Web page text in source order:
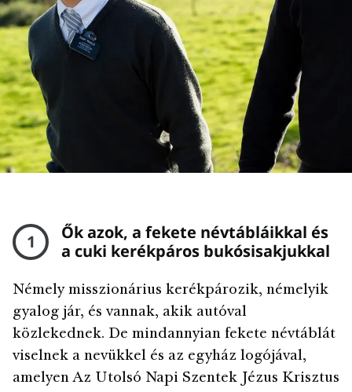
1
Ők azok, a fekete névtábláikkal és
a cuki kerékpáros bukósisakjukkal
Némely misszionárius kerékpározik, némelyik
gyalog jár, és vannak, akik autóval
közlekednek. De mindannyian fekete névtáblát
viselnek a nevükkel és az egyház logójával,
amelyen Az Utolsó Napi Szentek Jézus Krisztus